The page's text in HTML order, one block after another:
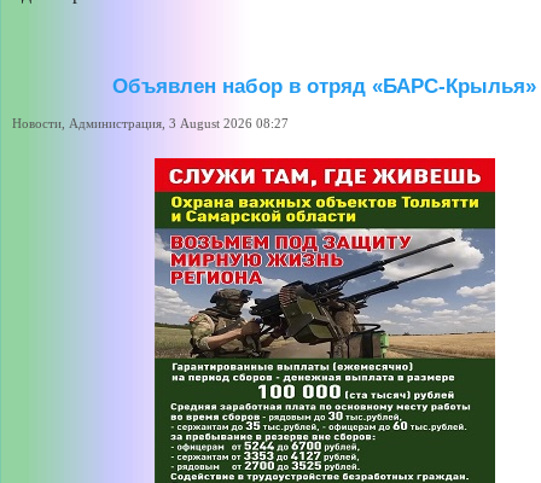
Объявлен набор в отряд «БАРС-Крылья»
Новости, Администрация, 3 August 2026 08:27